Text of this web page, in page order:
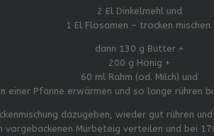
2 El Dinkelmehl und
1 El Flosamen – trocken mischen.
dann 130 g Butter +
200 g Honig +
60 ml Rahm (od. Milch) und
einer Pfanne erwärmen und so lange rühren
dazugeben, wieder gut rühren
vorgebackenen Mürbeteig verteilen und bei